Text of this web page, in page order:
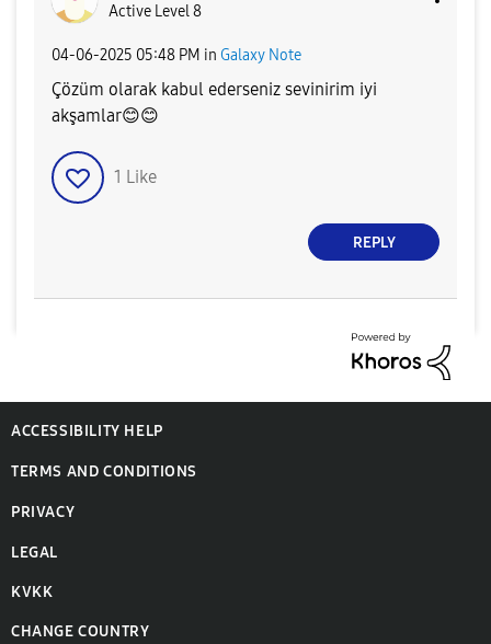
Active Level 8
‎04-06-2025 05:48 PM in Galaxy Note
Çözüm olarak kabul ederseniz sevinirim iyi
akşamlar😊😊
1 Like
REPLY
ACCESSIBILITY HELP
TERMS AND CONDITIONS
PRIVACY
LEGAL
KVKK
CHANGE COUNTRY